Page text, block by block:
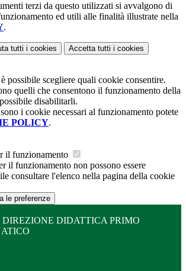
terzi da questo utilizzati si avvalgono di
ed utili alle finalità illustrate nella
.
tutti i cookies Accetta tutti i cookies
possibile scegliere quali cookie consentire.
quelli che consentono il funzionamento della
disabilitarli.
i cookie necessari al funzionamento potete
POLICY.
il funzionamento
il funzionamento non possono essere
consultare l'elenco nella pagina della cookie
le preferenze
DIREZIONE DIDATTICA PRIMO